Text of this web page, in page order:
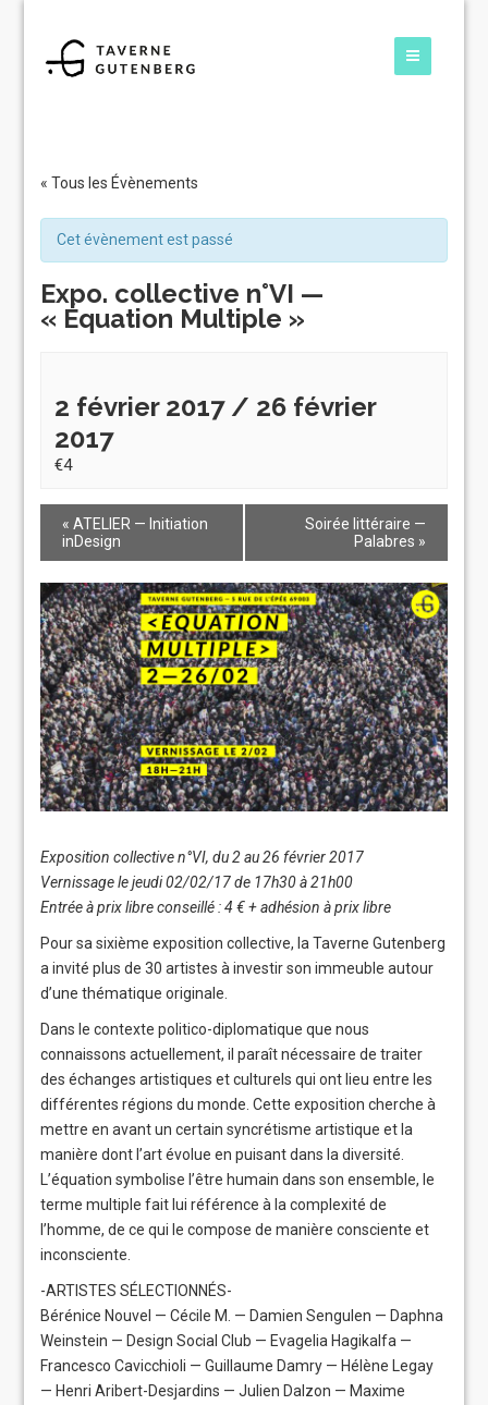
« Tous les Évènements
Cet évènement est passé
Expo. collective n°VI —
« Équation Multiple »
2 février 2017/ 26 février
2017
€4
« ATELIER — Initiation
inDesign
Soirée littéraire —
Palabres »
Exposition collective n°VI, du 2 au 26 février 2017
Vernissage le jeudi 02/02/17 de 17h30 à 21h00
Entrée à prix libre conseillé : 4 € + adhésion à prix libre
Pour sa sixième exposition collective, la Taverne Gutenberg
a invité plus de 30 artistes à investir son immeuble autour
d’une thématique originale.
Dans le contexte politico-diplomatique que nous
connaissons actuellement, il paraît nécessaire de traiter
des échanges artistiques et culturels qui ont lieu entre les
différentes régions du monde. Cette exposition cherche à
mettre en avant un certain syncrétisme artistique et la
manière dont l’art évolue en puisant dans la diversité.
L’équation symbolise l’être humain dans son ensemble, le
terme multiple fait lui référence à la complexité de
l’homme, de ce qui le compose de manière consciente et
inconsciente.
-ARTISTES SÉLECTIONNÉS-
Bérénice Nouvel — Cécile M. — Damien Sengulen — Daphna
Weinstein — Design Social Club — Evagelia Hagikalfa —
Francesco Cavicchioli — Guillaume Damry — Hélène Legay
— Henri Aribert-Desjardins — Julien Dalzon — Maxime